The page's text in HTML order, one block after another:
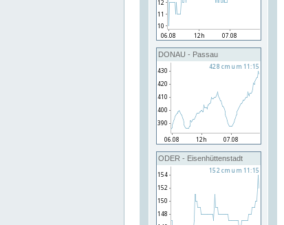
DONAU - Passau
ODER - Eisenhüttenstadt